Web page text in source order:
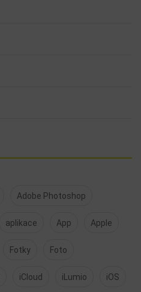
Adobe Photoshop
aplikace App Apple
Fotky Foto
iCloud iLumio iOS